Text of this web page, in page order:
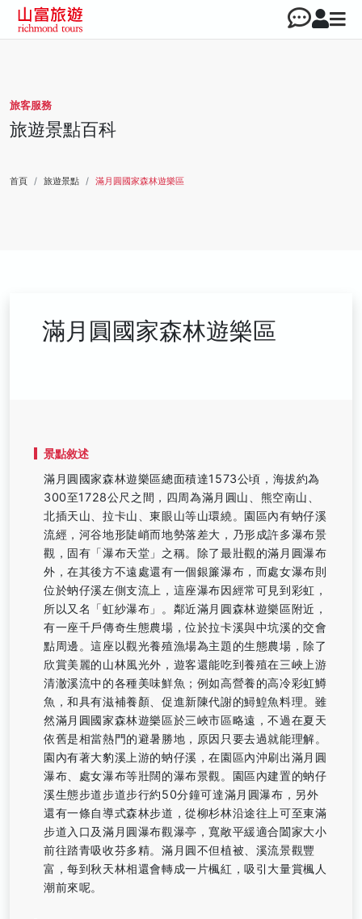
旅客服務
旅遊景點百科
首頁 旅遊景點 滿月圓國家森林遊樂區
滿月圓國家森林遊樂區
景點敘述
滿月圓國家森林遊樂區總面積達1573公頃，海拔約為
300至1728公尺之間，四周為滿月圓山、熊空南山、
北插天山、拉卡山、東眼山等山環繞。園區內有蚋仔溪
流經，河谷地形陡峭而地勢落差大，乃形成許多瀑布景
觀，固有「瀑布天堂」之稱。除了最壯觀的滿月圓瀑布
外，在其後方不遠處還有一個銀簾瀑布，而處女瀑布則
位於蚋仔溪左側支流上，這座瀑布因經常可見到彩虹，
所以又名「虹紗瀑布」。鄰近滿月圓森林遊樂區附近，
有一座千戶傳奇生態農場，位於拉卡溪與中坑溪的交會
點周邊。這座以觀光養殖漁場為主題的生態農場，除了
欣賞美麗的山林風光外，遊客還能吃到養殖在三峽上游
清澈溪流中的各種美味鮮魚；例如高營養的高冷彩虹鱒
魚，和具有滋補養顏、促進新陳代謝的鱘鰉魚料理。雖
然滿月圓國家森林遊樂區於三峽市區略遠，不過在夏天
依舊是相當熱門的避暑勝地，原因只要去過就能理解。
園內有著大豹溪上游的蚋仔溪，在園區內沖刷出滿月圓
瀑布、處女瀑布等壯闊的瀑布景觀。園區內建置的蚋仔
溪生態步道步道步行約50分鐘可達滿月圓瀑布，另外
還有一條自導式森林步道，從柳杉林沿途往上可至東滿
步道入口及滿月圓瀑布觀瀑亭，寬敞平緩適合闔家大小
前往踏青吸收芬多精。滿月圓不但植被、溪流景觀豐
富，每到秋天林相還會轉成一片楓紅，吸引大量賞楓人
潮前來呢。